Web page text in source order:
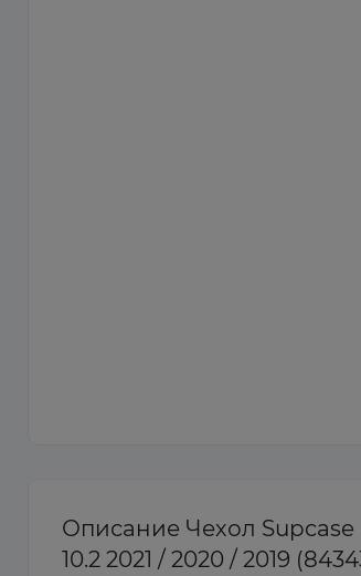
Описание Чехол Supcase
10.2 2021 / 2020 / 2019